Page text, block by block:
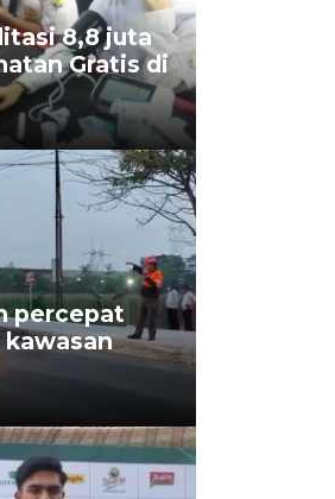
8,8 juta
Gratis di
percepat
kawasan